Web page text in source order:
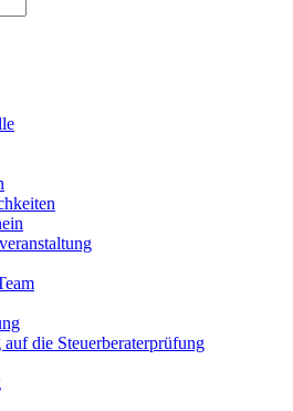
die Steuerberater­prüfung